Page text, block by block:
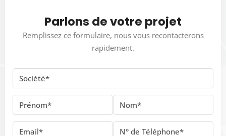
Parlons de votre projet
Remplissez ce formulaire, nous vous recontacterons
rapidement.